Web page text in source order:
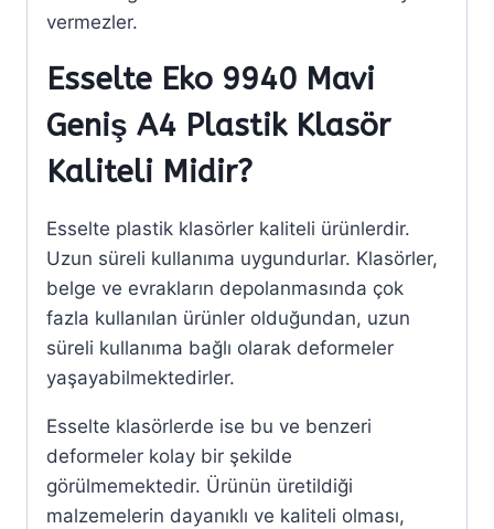
vermezler.
Esselte Eko 9940 Mavi
Geniş A4 Plastik Klasör
Kaliteli Midir?
Esselte plastik klasörler kaliteli ürünlerdir.
Uzun süreli kullanıma uygundurlar. Klasörler,
belge ve evrakların depolanmasında çok
fazla kullanılan ürünler olduğundan, uzun
süreli kullanıma bağlı olarak deformeler
yaşayabilmektedirler.
Esselte klasörlerde ise bu ve benzeri
deformeler kolay bir şekilde
görülmemektedir. Ürünün üretildiği
malzemelerin dayanıklı ve kaliteli olması,